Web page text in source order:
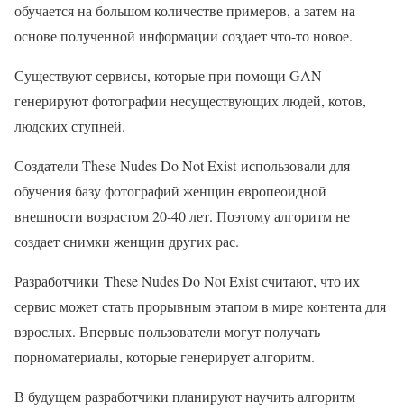
обучается на большом количестве примеров, а затем на
основе полученной информации создает что-то новое.
Существуют сервисы, которые при помощи GAN
генерируют фотографии несуществующих людей, котов,
людских ступней.
Создатели These Nudes Do Not Exist использовали для
обучения базу фотографий женщин европеоидной
внешности возрастом 20-40 лет. Поэтому алгоритм не
создает снимки женщин других рас.
Разработчики These Nudes Do Not Exist считают, что их
сервис может стать прорывным этапом в мире контента для
взрослых. Впервые пользователи могут получать
порноматериалы, которые генерирует алгоритм.
В будущем разработчики планируют научить алгоритм